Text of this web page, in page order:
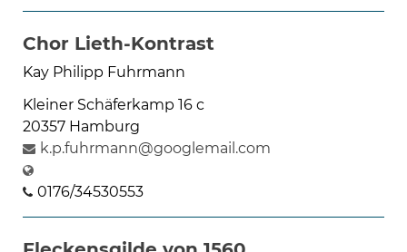
Chor Lieth-Kontrast
Kay Philipp Fuhrmann
Kleiner Schäferkamp 16 c
20357 Hamburg
k.p.fuhrmann@googlemail.com
0176/34530553